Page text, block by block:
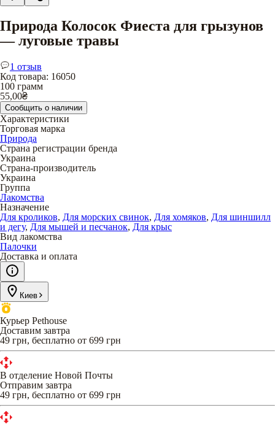
Природа Колосок Фиеста для грызунов
— луговые травы
1 отзыв
Код товара: 16050
100 грамм
55,00₴
Сообщить о наличии
Характеристики
Торговая марка
Природа
Страна регистрации бренда
Украина
Страна-производитель
Украина
Группа
Лакомства
Назначение
Для кроликов, Для морских свинок, Для хомяков, Для шиншилл
и дегу, Для мышей и песчанок, Для крыс
Вид лакомства
Палочки
Доставка и оплата
Киев
Курьер Pethouse
Доставим завтра
49 грн, бесплатно от 699 грн
В отделение Новой Почты
Отправим завтра
49 грн, бесплатно от 699 грн